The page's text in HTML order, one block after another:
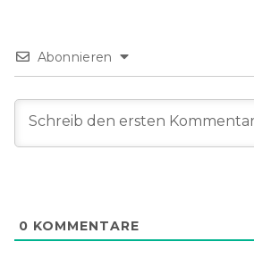
Abonnieren
0 KOMMENTARE